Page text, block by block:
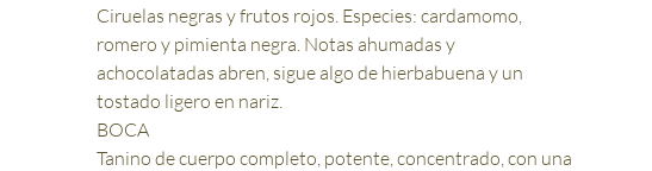
Ciruelas negras y frutos rojos. Especies: cardamomo,
romero y pimienta negra. Notas ahumadas y
achocolatadas abren, sigue algo de hierbabuena y un
tostado ligero en nariz.
BOCA
Tanino de cuerpo completo, potente, concentrado, con una